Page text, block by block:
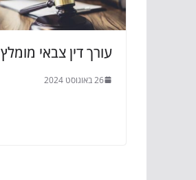
עורך דין צבאי מומלץ
26 באוגוסט 2024